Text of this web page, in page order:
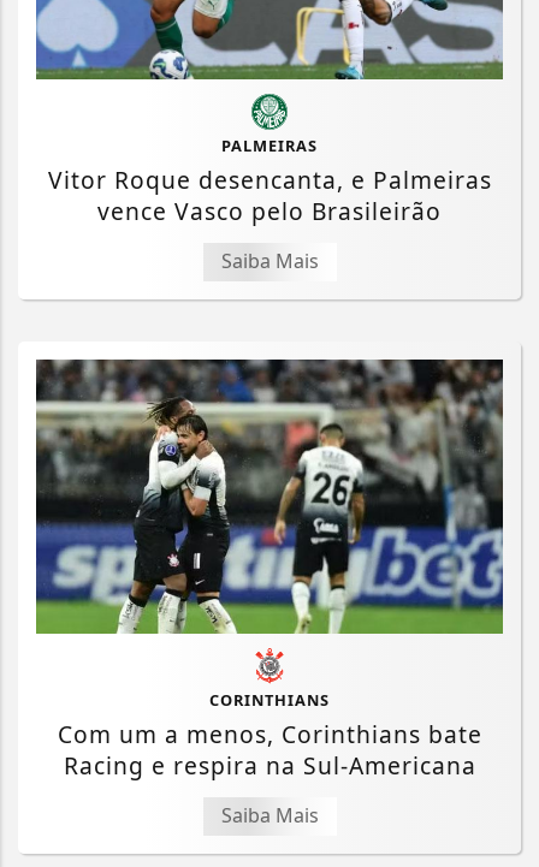
PALMEIRAS
Vitor Roque desencanta, e Palmeiras
vence Vasco pelo Brasileirão
Saiba Mais
CORINTHIANS
Com um a menos, Corinthians bate
Racing e respira na Sul-Americana
Saiba Mais